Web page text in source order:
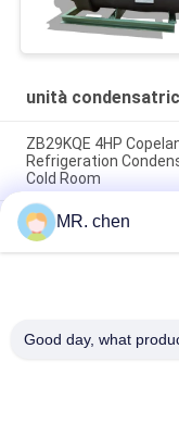
unità
ZB29KQE 4HP
Refrigeration
Cold Room
Copeland 4HP Scroll
freddo
R404A MTZ18 1,5
frigorifero
MR. chen
Good day, what